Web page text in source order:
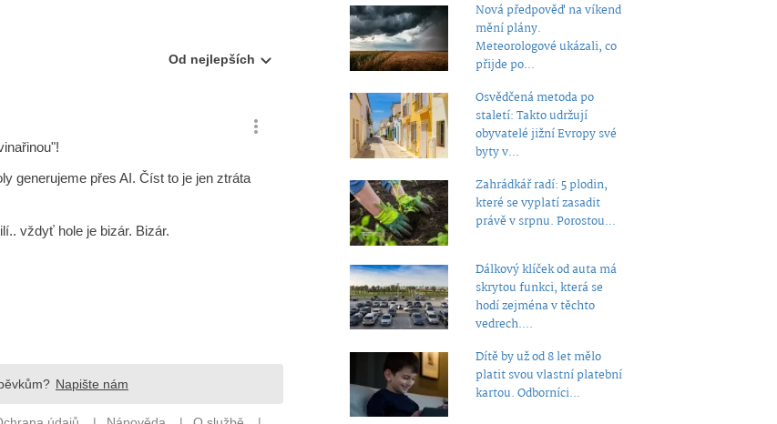
Nová předpověď na víkend
mění plány.
Meteorologové ukázali, co
přijde po...
Osvědčená metoda po
staletí: Takto udržují
obyvatelé jižní Evropy své
byty v...
Zahrádkář radí: 5 plodin,
které se vyplatí zasadit
právě v srpnu. Porostou...
Dálkový klíček od auta má
skrytou funkci, která se
hodí zejména v těchto
vedrech....
Dítě by už od 8 let mělo
platit svou vlastní platební
kartou. Odborníci...